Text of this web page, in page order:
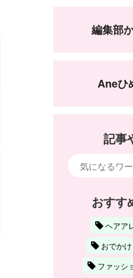
編集部
Aneひ
記事
おすす
ヘアア
おでかけ
ファッシ